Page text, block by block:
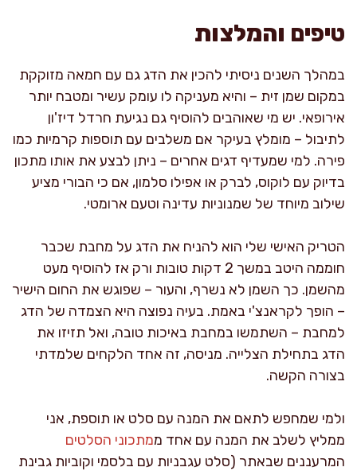
טיפים והמלצות
במהלך השנים ניסיתי להכין את הדג גם עם חמאה מזוקקת
במקום שמן זית – והיא מעניקה לו עומק עשיר ומטבח יותר
אירופאי. יש מי שאוהבים להוסיף גם נגיעת חרדל דיז'ון
לתיבול – מומלץ בעיקר אם משלבים עם תוספות קרמיות כמו
פירה. למי שמעדיף דגים אחרים – ניתן לבצע את אותו מתכון
בדיוק עם לוקוס, לברק או אפילו סלמון, אם כי הבורי מציע
שילוב מיוחד של שמנוניות עדינה וטעם ארומטי.
הטריק האישי שלי הוא להניח את הדג על מחבת שכבר
חוממה היטב במשך 2 דקות טובות ורק אז להוסיף מעט
מהשמן. כך השמן לא נשרף, והעור – שפוגש את החום הישיר
– הופך לקראנצ'י באמת. בעיה נפוצה היא הצמדה של הדג
למחבת – השתמשו במחבת באיכות טובה, ואל תזיזו את
הדג בתחילת הצלייה. מניסה, זה אחד הלקחים שלמדתי
בצורה הקשה.
ולמי שמחפש לתאם את המנה עם סלט או תוספת, אני
ממליץ לשלב את המנה עם אחד ממתכוני הסלטים
המרעננים שבאתר (סלט עגבניות עם בלסמי וקוביות גבינת